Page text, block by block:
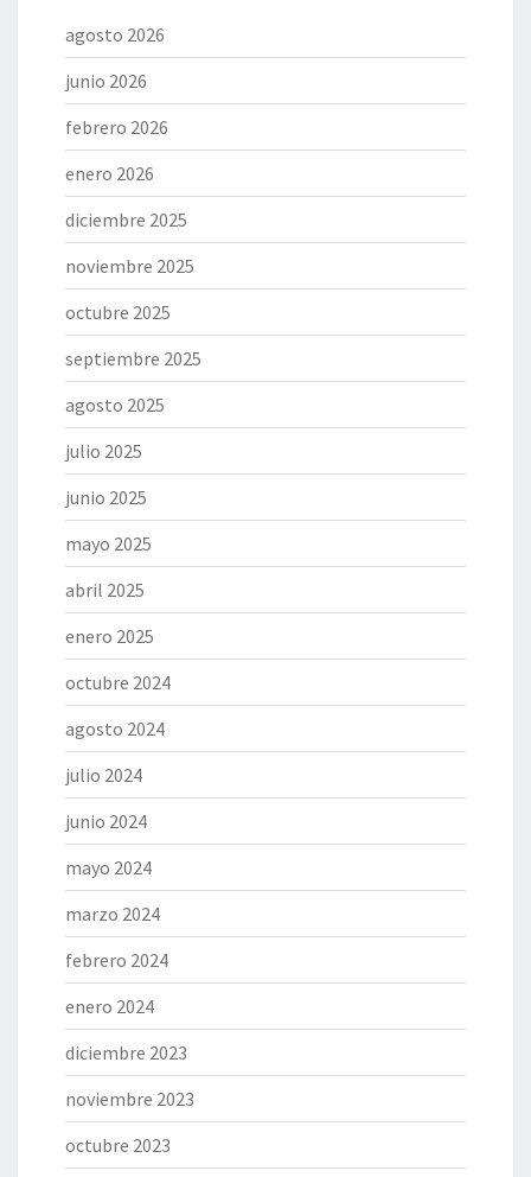
agosto 2026
junio 2026
febrero 2026
enero 2026
diciembre 2025
noviembre 2025
octubre 2025
septiembre 2025
agosto 2025
julio 2025
junio 2025
mayo 2025
abril 2025
enero 2025
octubre 2024
agosto 2024
julio 2024
junio 2024
mayo 2024
marzo 2024
febrero 2024
enero 2024
diciembre 2023
noviembre 2023
octubre 2023